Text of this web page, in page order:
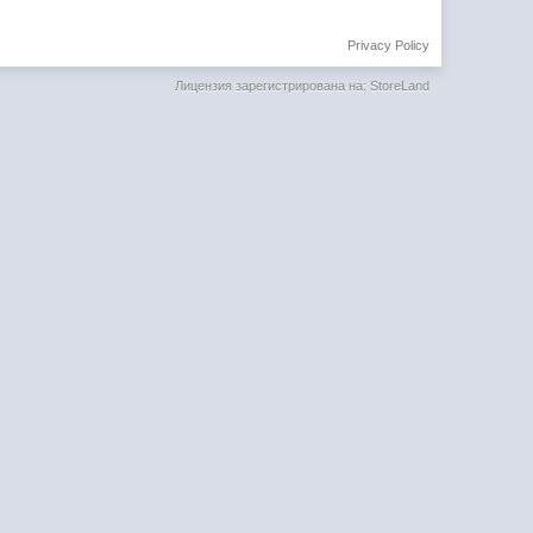
Privacy Policy
Лицензия зарегистрирована на: StoreLand